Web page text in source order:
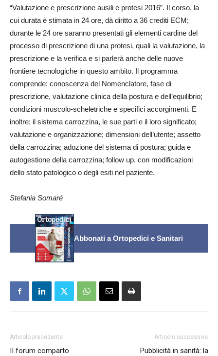
“Valutazione e prescrizione ausili e protesi 2016”. Il corso, la
cui durata è stimata in 24 ore, dà diritto a 36 crediti ECM;
durante le 24 ore saranno presentati gli elementi cardine del
processo di prescrizione di una protesi, quali la valutazione, la
prescrizione e la verifica e si parlerà anche delle nuove
frontiere tecnologiche in questo ambito. Il programma
comprende: conoscenza del Nomenclatore, fase di
prescrizione, valutazione clinica della postura e dell’equilibrio;
condizioni muscolo-scheletriche e specifici accorgimenti. E
inoltre: il sistema carrozzina, le sue parti e il loro significato;
valutazione e organizzazione; dimensioni dell’utente; assetto
della carrozzina; adozione del sistema di postura; guida e
autogestione della carrozzina; follow up, con modificazioni
dello stato patologico o degli esiti nel paziente.
Stefania Somaré
Abbonati a Ortopedici e Sanitari
Articolo precedente
II forum comparto
Articolo successivo
Pubblicità in sanità: la